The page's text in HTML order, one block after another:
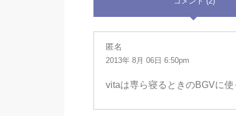
匿名
2013年 8月 06日 6:50pm
vitaは専ら寝るときのBGVに